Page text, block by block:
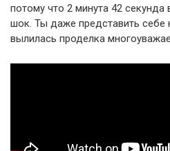
потому что 2 минута 42
шок. Ты даже представить себе
вылилась проделка